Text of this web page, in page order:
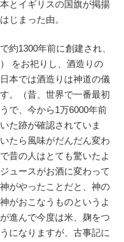
とイギリスの国旗が掲揚
じまった由。
約1300年前に創建され、
をお祀りし、酒造りの
本では酒造りは神道の儀
。（昔、世界で一番最初
で、今から1万6000年前
た跡が確認されていま
たら風味がだんだん変わ
昔の人はとても驚いたよ
ュースがお酒に変わって
がやったことだと、神の
がおこなうものというよ
進んで今度は米、麹をつ
になりますが、古事記に